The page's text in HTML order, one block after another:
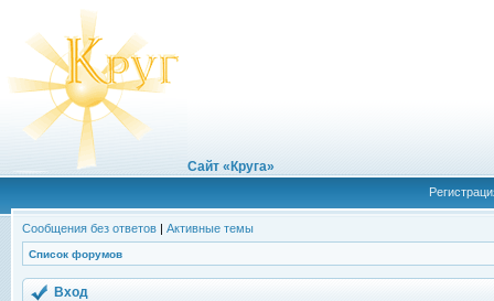
Сайт «Круга»
Сообщения без ответов | Активные темы
Список форумов
Вход